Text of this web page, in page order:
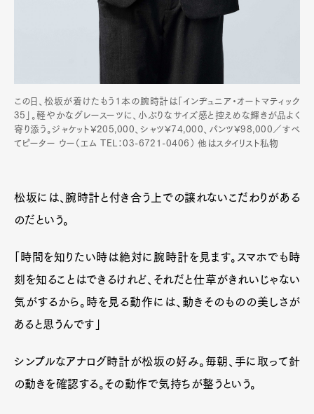
Art&Design
Fashion
Gourmet
Product
Pen Membership
Magazine
Official Columnist
About
Pen international Pen tw
この日、松坂が着けたもう１本の腕時計は「インヂュニア・オートマティック
35」。軽やかなグレースーツに、小ぶりなサイズ感と控えめな輝きが品よく
寄り添う。ジャケット¥205,000、シャツ¥74,000、パンツ¥98,000／すべ
てピーター ウー（エム TEL：03-6721-0406） 他はスタイリスト私物
松坂には、腕時計と付き合う上での譲れないこだわりがある
のだという。
「時間を知りたい時は絶対に腕時計を見ます。スマホでも時
刻を知ることはできるけれど、それだと仕草がきれいじゃない
気がするから。時を見る動作には、動きそのものの美しさが
あると思うんです」
シンプルなアナログ時計が松坂の好み。毎朝、手に取って針
の動きを確認する。その動作で気持ちが整うという。